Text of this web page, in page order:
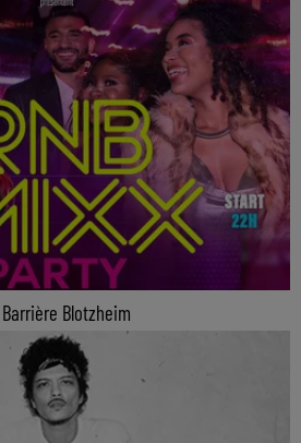
Blotzheim